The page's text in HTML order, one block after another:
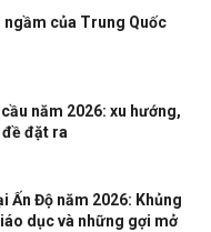
của Trung Quốc
năm 2026: xu hướng,
đặt ra
Ấn Độ năm 2026: Khủng
dục và những gợi mở